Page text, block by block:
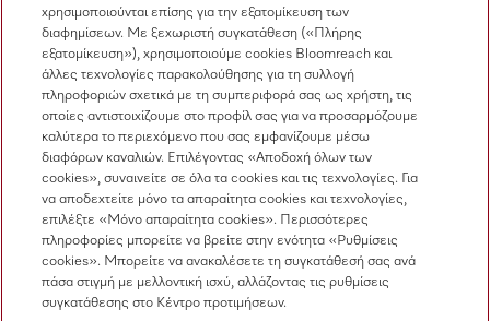
Εξυπηρέτηση πελατών
210 6794444
Ακολουθήστε τη Miele Professional
χρησιμοποιούνται επίσης για την εξατομίκευση των
διαφημίσεων. Με ξεχωριστή συγκατάθεση («Πλήρης
εξατομίκευση»), χρησιμοποιούμε cookies Bloomreach και
άλλες τεχνολογίες παρακολούθησης για τη συλλογή
πληροφοριών σχετικά με τη συμπεριφορά σας ως χρήστη, τις
οποίες αντιστοιχίζουμε στο προφίλ σας για να προσαρμόζουμε
καλύτερα το περιεχόμενο που σας εμφανίζουμε μέσω
διαφόρων καναλιών. Επιλέγοντας «Αποδοχή όλων των
cookies», συναινείτε σε όλα τα cookies και τις τεχνολογίες. Για
να αποδεχτείτε μόνο τα απαραίτητα cookies και τεχνολογίες,
επιλέξτε «Μόνο απαραίτητα cookies». Περισσότερες
πληροφορίες μπορείτε να βρείτε στην ενότητα «Ρυθμίσεις
cookies». Μπορείτε να ανακαλέσετε τη συγκατάθεσή σας ανά
πάσα στιγμή με μελλοντική ισχύ, αλλάζοντας τις ρυθμίσεις
συγκατάθεσης στο Κέντρο προτιμήσεων.